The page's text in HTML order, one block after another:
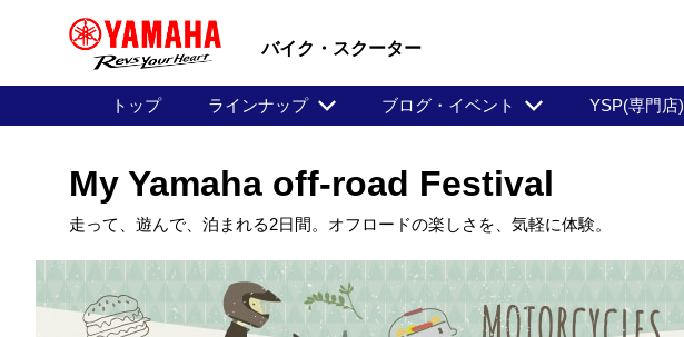
バイク・スクーター
トップ ラインナップ ブログ・イベント YSP(専門店)
My Yamaha off-road Festival
走って、遊んで、泊まれる2日間。オフロードの楽しさを、気軽に体験。